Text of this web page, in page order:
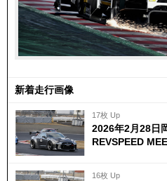
新着走行画像
17枚 Up
2026年2月28日
REVSPEED
16枚 Up